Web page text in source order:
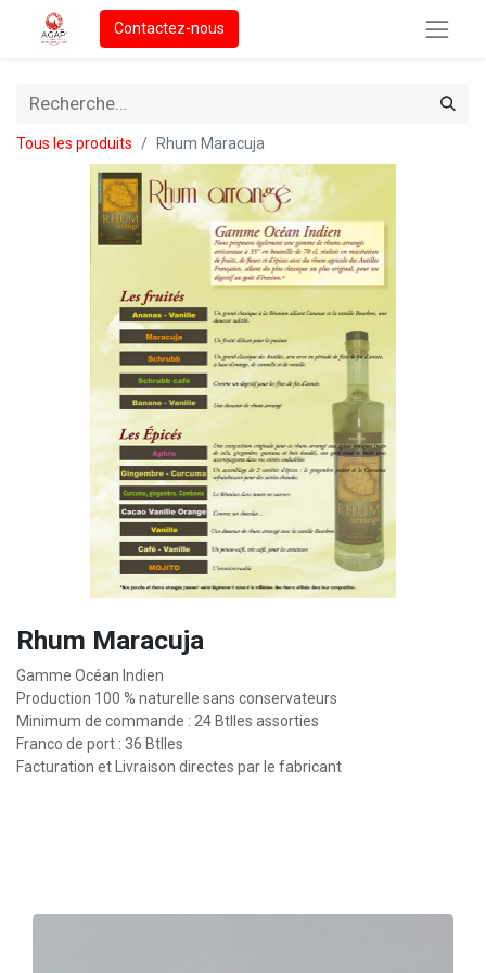
Contactez-nous
Tous les produits Rhum Maracuja
Rhum Maracuja
Gamme Océan Indien
Production 100 % naturelle sans conservateurs
Minimum de commande : 24 Btlles assorties
Franco de port : 36 Btlles
Facturation et Livraison directes par le fabricant